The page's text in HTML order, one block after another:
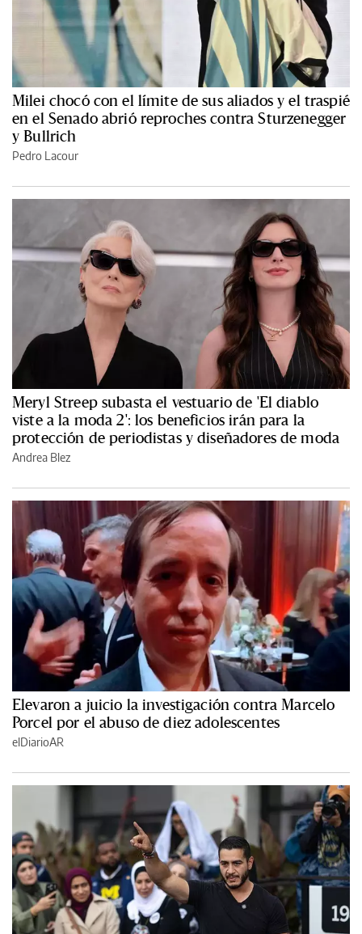
Milei chocó con el límite de sus aliados y el traspié
en el Senado abrió reproches contra Sturzenegger
y Bullrich
Pedro Lacour
Meryl Streep subasta el vestuario de 'El diablo
viste a la moda 2': los beneficios irán para la
protección de periodistas y diseñadores de moda
Andrea Blez
Elevaron a juicio la investigación contra Marcelo
Porcel por el abuso de diez adolescentes
elDiarioAR